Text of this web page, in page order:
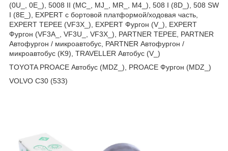
(0U_, 0E_), 5008 II (MC_, MJ_, MR_, M4_), 508 I (8D_), 508 SW
I (8E_), EXPERT c бортовой платформой/ходовая часть,
EXPERT TEPEE (VF3X_), EXPERT Фургон (V_), EXPERT
Фургон (VF3A_, VF3U_, VF3X_), PARTNER TEPEE, PARTNER
Автофургон / микроавтобус, PARTNER Автофургон /
микроавтобус (K9), TRAVELLER Автобус (V_)
TOYOTA PROACE Автобус (MDZ_), PROACE Фургон (MDZ_)
VOLVO C30 (533)